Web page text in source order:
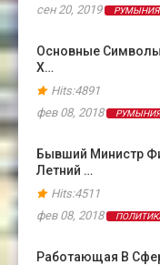
сен 20, 2019
РУМЫНИЯ
Основные
Х…
Hits:4891
фев 08, 2018
РУМЫНИЯ
Бывший Министр
Летний …
Hits:4511
фев 08, 2018
Работающая В